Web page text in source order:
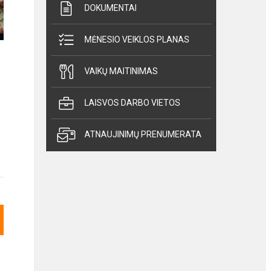
DOKUMENTAI
MĖNESIO VEIKLOS PLANAS
VAIKŲ MAITINIMAS
LAISVOS DARBO VIETOS
ATNAUJINIMŲ PRENUMERATA